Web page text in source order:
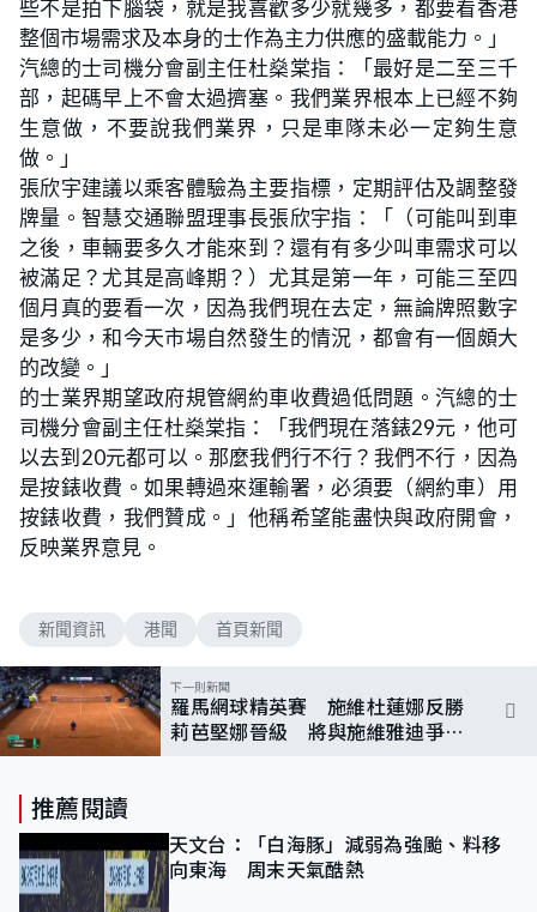
些不是拍下腦袋，就是我喜歡多少就幾多，都要看香港
整個市場需求及本身的士作為主力供應的盛載能力。」
汽總的士司機分會副主任杜燊棠指：「最好是二至三千
部，起碼早上不會太過擠塞。我們業界根本上已經不夠
生意做，不要說我們業界，只是車隊未必一定夠生意
做。」
張欣宇建議以乘客體驗為主要指標，定期評估及調整發
牌量。智慧交通聯盟理事長張欣宇指：「（可能叫到車
之後，車輛要多久才能來到？還有有多少叫車需求可以
被滿足？尤其是高峰期？）尤其是第一年，可能三至四
個月真的要看一次，因為我們現在去定，無論牌照數字
是多少，和今天市場自然發生的情況，都會有一個頗大
的改變。」
的士業界期望政府規管網約車收費過低問題。汽總的士
司機分會副主任杜燊棠指：「我們現在落錶29元，他可
以去到20元都可以。那麼我們行不行？我們不行，因為
是按錶收費。如果轉過來運輸署，必須要（網約車）用
按錶收費，我們贊成。」他稱希望能盡快與政府開會，
反映業界意見。
新聞資訊 港聞 首頁新聞
下一則新聞
羅馬網球精英賽 施維杜蓮娜反勝
莉芭堅娜晉級 將與施維雅迪爭入
推薦閱讀
天文台：「白海豚」減弱為強颱、料移
向東海 周末天氣酷熱